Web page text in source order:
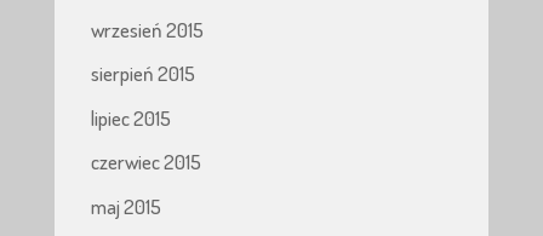
wrzesień 2015
sierpień 2015
lipiec 2015
czerwiec 2015
maj 2015